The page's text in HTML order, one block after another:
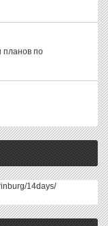
планов по
14days/